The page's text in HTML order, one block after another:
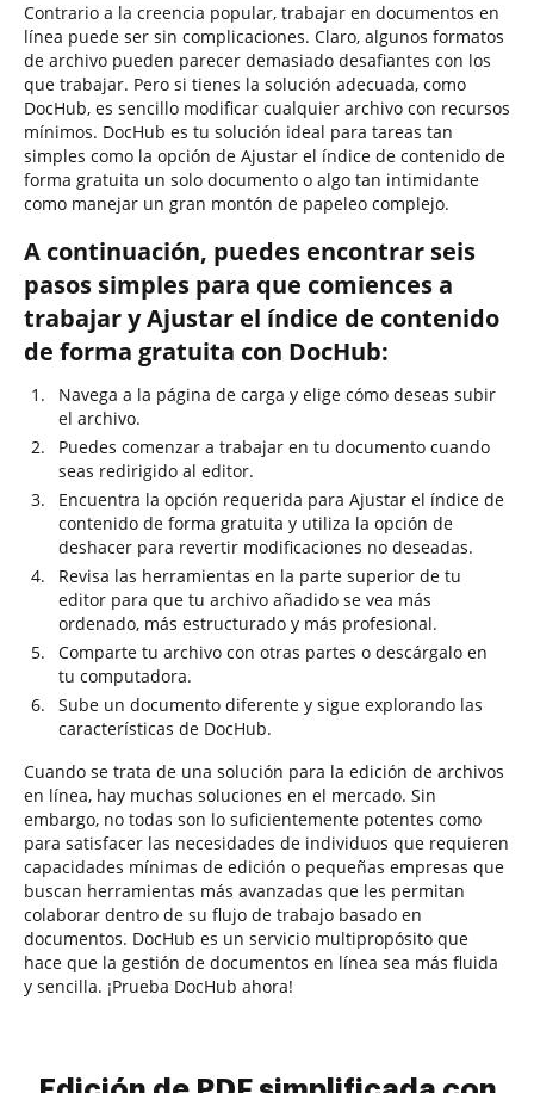
Contrario a la creencia popular, trabajar en documentos en
línea puede ser sin complicaciones. Claro, algunos formatos
de archivo pueden parecer demasiado desafiantes con los
que trabajar. Pero si tienes la solución adecuada, como
DocHub, es sencillo modificar cualquier archivo con recursos
mínimos. DocHub es tu solución ideal para tareas tan
simples como la opción de Ajustar el índice de contenido de
forma gratuita un solo documento o algo tan intimidante
como manejar un gran montón de papeleo complejo.
A continuación, puedes encontrar seis
pasos simples para que comiences a
trabajar y Ajustar el índice de contenido
de forma gratuita con DocHub:
Navega a la página de carga y elige cómo deseas subir
el archivo.
Puedes comenzar a trabajar en tu documento cuando
seas redirigido al editor.
Encuentra la opción requerida para Ajustar el índice de
contenido de forma gratuita y utiliza la opción de
deshacer para revertir modificaciones no deseadas.
Revisa las herramientas en la parte superior de tu
editor para que tu archivo añadido se vea más
ordenado, más estructurado y más profesional.
Comparte tu archivo con otras partes o descárgalo en
tu computadora.
Sube un documento diferente y sigue explorando las
características de DocHub.
Cuando se trata de una solución para la edición de archivos
en línea, hay muchas soluciones en el mercado. Sin
embargo, no todas son lo suficientemente potentes como
para satisfacer las necesidades de individuos que requieren
capacidades mínimas de edición o pequeñas empresas que
buscan herramientas más avanzadas que les permitan
colaborar dentro de su flujo de trabajo basado en
documentos. DocHub es un servicio multipropósito que
hace que la gestión de documentos en línea sea más fluida
y sencilla. ¡Prueba DocHub ahora!